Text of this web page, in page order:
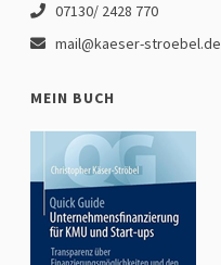
07130/ 2428 770
mail@kaeser-stroebel.de
MEIN BUCH